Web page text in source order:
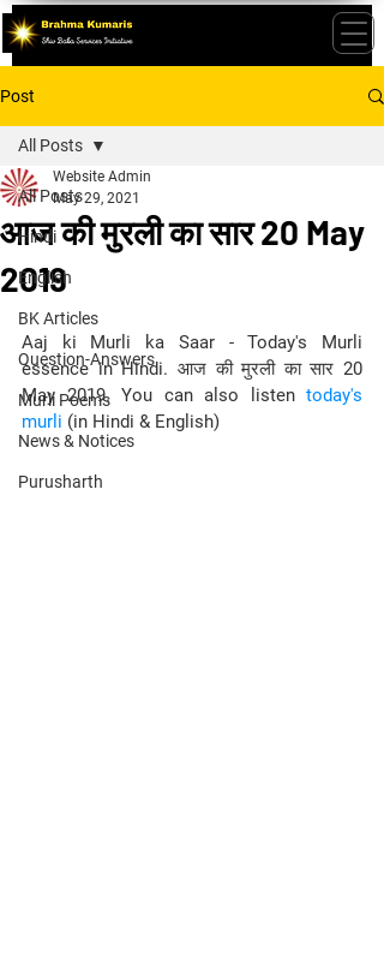
Post
All Posts
Hindi
English
BK Articles
Question-Answers
Murli Poems
News & Notices
Purusharth
All Posts
आज की मुरली का सार 20 May
2019
Website Admin
May 29, 2021
Aaj ki Murli ka Saar - Today's Murli
essence in Hindi. आज की मुरली का सार 20
May 2019. You can also listen today's
murli (in Hindi & English)